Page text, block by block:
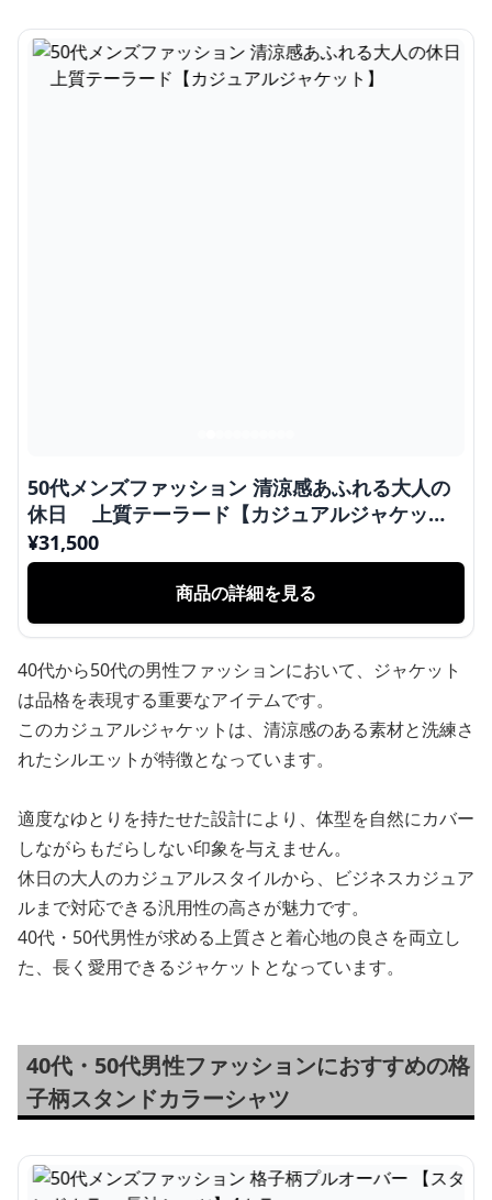
50代メンズファッション 清涼感あふれる大人の
休日 上質テーラード【カジュアルジャケッ
ト】
¥31,500
商品の詳細を見る
40代から50代の男性ファッションにおいて、ジャケット
は品格を表現する重要なアイテムです。
このカジュアルジャケットは、清涼感のある素材と洗練さ
れたシルエットが特徴となっています。
適度なゆとりを持たせた設計により、体型を自然にカバー
しながらもだらしない印象を与えません。
休日の大人のカジュアルスタイルから、ビジネスカジュア
ルまで対応できる汎用性の高さが魅力です。
40代・50代男性が求める上質さと着心地の良さを両立し
た、長く愛用できるジャケットとなっています。
40代・50代男性ファッションにおすすめの格
子柄スタンドカラーシャツ